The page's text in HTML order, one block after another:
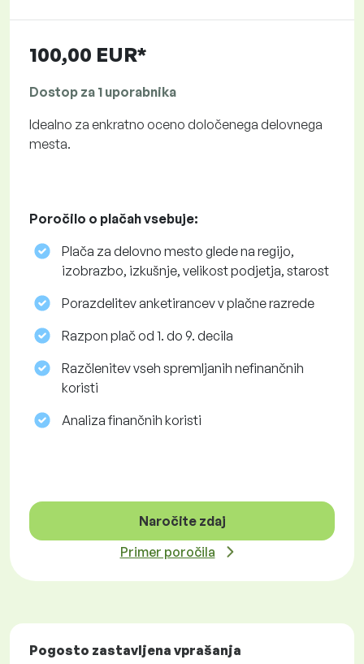
100,00 EUR*
Dostop za 1 uporabnika
Idealno za enkratno oceno določenega delovnega
mesta.
Poročilo o plačah vsebuje:
Plača za delovno mesto glede na regijo,
izobrazbo, izkušnje, velikost podjetja, starost
Porazdelitev anketirancev v plačne razrede
Razpon plač od 1. do 9. decila
Razčlenitev vseh spremljanih nefinančnih
koristi
Analiza finančnih koristi
Naročite zdaj
Primer poročila
Pogosto zastavljena vprašanja